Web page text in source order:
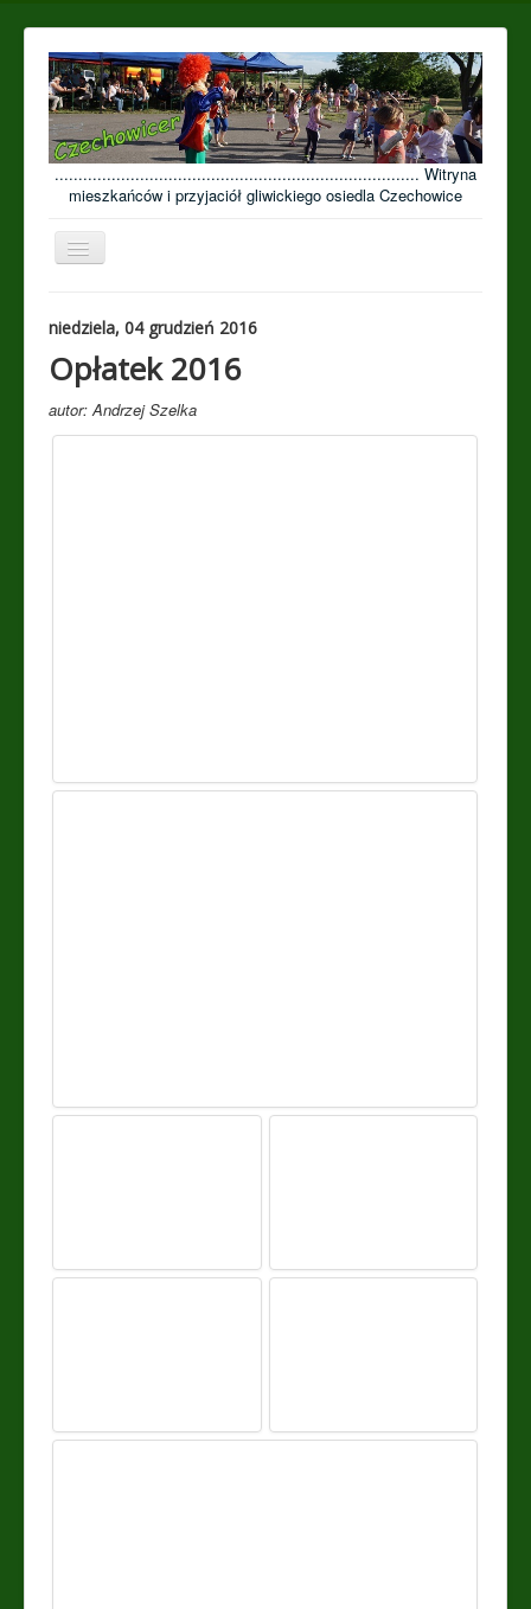
............................................................................. Witryna
mieszkańców i przyjaciół gliwickiego osiedla Czechowice
Przełącz
nawigację
Open menu
niedziela, 04 grudzień 2016
Opłatek 2016
autor: Andrzej Szelka